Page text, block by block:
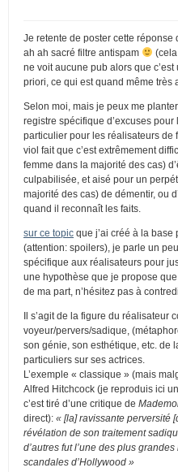
Je retente de poster cette
ah ah sacré filtre antispam
(cela
ne voit aucune pub alors que
priori, ce qui est quand même très
Selon moi, mais je peux me
registre spécifique d’excuses
particulier pour les réalisateurs de
viol fait que c’est extrêmement
femme dans la majorité des cas)
culpabilisée, et aisé pour un
majorité des cas) de démentir, ou
quand il reconnaît les faits.
sur ce topic que j’ai créé à la base
(attention: spoilers), je parle un
spécifique aux réalisateurs pour
une hypothèse que je propose
de ma part, n’hésitez pas à
Il s’agit de la figure du réalisateur
voyeur/pervers/sadique,
son génie, son esthétique, etc. de
particuliers sur ses actrices.
L’exemple « classique » (mais
Alfred Hitchcock (je reproduis ici
c’est tiré d’une critique de
direct): « [la] ravissante perversité
révélation de son traitement
d’autres fut l’une des plus
scandales d’Hollywood »